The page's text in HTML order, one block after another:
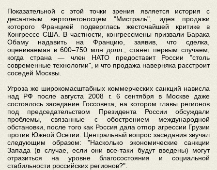
Показательной с этой точки зрения является история с
десантным вертолетоносцем "Мистраль", идея продажи
которого Францией подверглась жесточайшей критике в
Конгрессе США. В частности, конгрессмены призвали Барака
Обаму надавить на Францию, заявив, что сделка,
оцениваемая в 600–750 млн долл., станет первым случаем,
когда страна — член НАТО предоставит России "столь
современные технологии", и что продажа наверняка расстроит
соседей Москвы.
Угроза же широкомасштабных коммерческих санкций нависла
над РФ после августа 2008 г. 6 сентября в Москве даже
состоялось заседание Госсовета, на котором главы регионов
под председательством Президента России обсуждали
проблемы, связанные с обострением международной
обстановки, после того как Россия дала отпор агрессии Грузии
против Южной Осетии. Центральный вопрос заседания звучал
следующим образом: "Насколько экономические санкции
Запада (в случае, если они все-таки будут введены) могут
отразиться на уровне благосостояния и социальной
стабильности российских регионов?".